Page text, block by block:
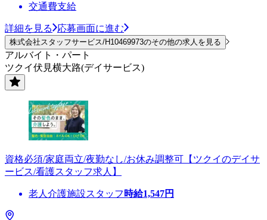
交通費支給
詳細を見る 応募画面に進む
株式会社スタッフサービス/H10469973のその他の求人を見る
アルバイト・パート
ツクイ伏見横大路(デイサービス)
資格必須/家庭両立/夜勤なし/お休み調整可【ツクイのデイサ
ービス/看護スタッフ求人】
老人介護施設スタッフ 時給1,547円